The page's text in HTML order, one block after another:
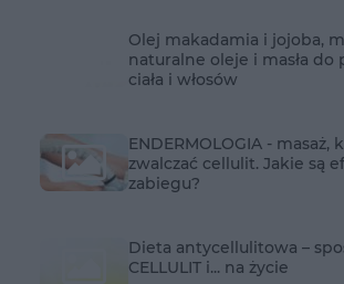
Olej makadamia i jojoba,
naturalne oleje i masła do
ciała i włosów
ENDERMOLOGIA - masaż,
zwalczać cellulit. Jakie są
zabiegu?
Dieta antycellulitowa –
CELLULIT i... na życie